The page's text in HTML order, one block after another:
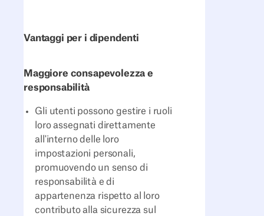
Vantaggi per i dipendenti
Maggiore consapevolezza e
responsabilità
Gli utenti possono gestire i ruoli
loro assegnati direttamente
all'interno delle loro
impostazioni personali,
promuovendo un senso di
responsabilità e di
appartenenza rispetto al loro
contributo alla sicurezza sul